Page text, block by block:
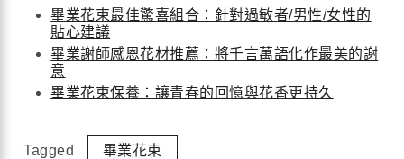
畢業花束最佳驚喜組合：針對過敏者/男性/女性的
貼心建議
畢業謝師感恩花材推薦：將千言萬語化作最美的謝
意
畢業花束保養：讓青春的回憶與花香更持久
Tagged 畢業花束